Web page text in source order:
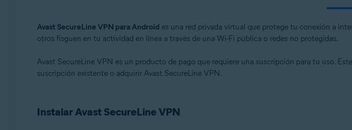
Avast SecureLine VPN para Android es una red privada virtual que protege tu conexión a
otros fisguen en tu actividad en línea a través de una Wi-Fi pública o redes no protegidas.
Avast SecureLine VPN es un producto de pago que requiere una suscripción para tu uso.
suscripción existente o adquirir Avast SecureLine VPN.
Instalar Avast SecureLine VPN